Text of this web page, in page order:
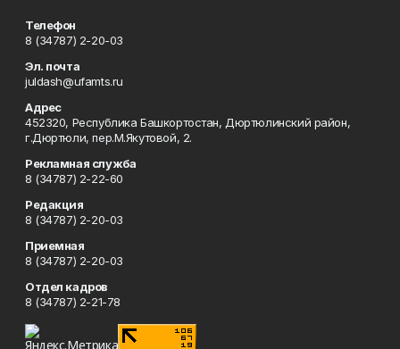
Телефон
8 (34787) 2-20-03
Эл. почта
juldash@ufamts.ru
Адрес
452320, Республика Башкортостан, Дюртюлинский район,
г.Дюртюли, пер.М.Якутовой, 2.
Рекламная служба
8 (34787) 2-22-60
Редакция
8 (34787) 2-20-03
Приемная
8 (34787) 2-20-03
Отдел кадров
8 (34787) 2-21-78